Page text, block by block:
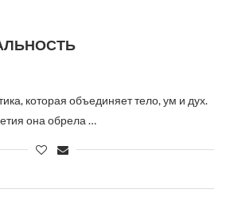
которая объединяет тело, ум и дух.
она обрела …